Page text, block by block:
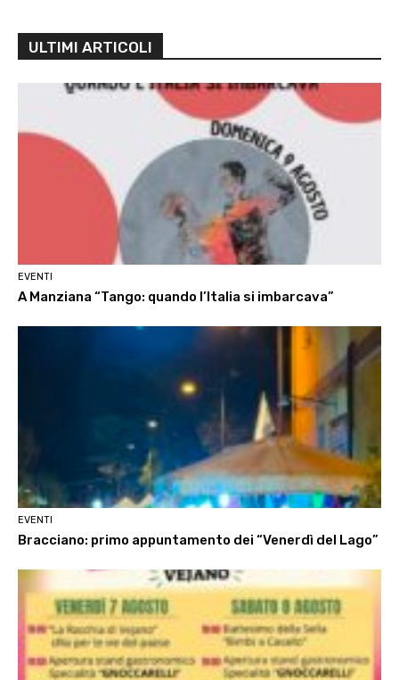
ULTIMI ARTICOLI
EVENTI
A Manziana “Tango: quando l’Italia si imbarcava”
EVENTI
Bracciano: primo appuntamento dei “Venerdì del Lago”